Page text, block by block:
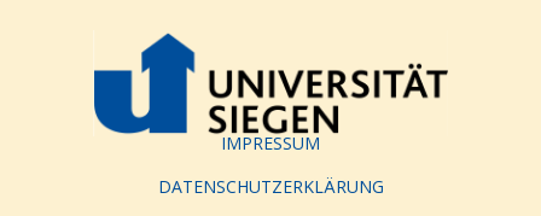
IMPRESSUM
DATENSCHUTZERKLÄRUNG